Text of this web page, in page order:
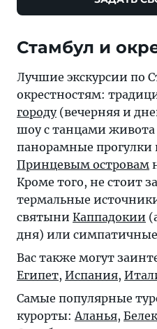
Стамбул и
Лучшие экскурсии по
окрестностям:
городу(вечерняя и
шоу с танцами
панорамные прогулки
Принцевым островам
Кроме того, не стоит
термальные
святыни Каппадокии
дня) или
Вас также могут
Египет, Испания,
Самые популярные
курорты: Аланья, Белек